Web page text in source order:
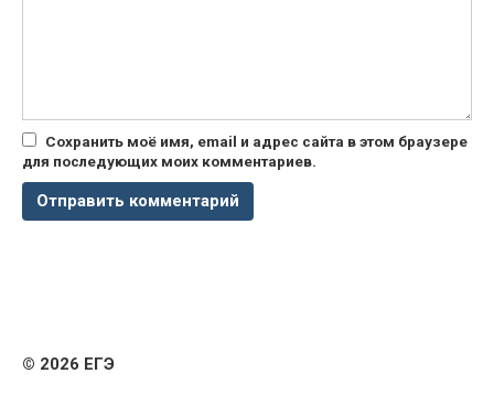
Сохранить моё имя, email и адрес сайта в этом браузере
для последующих моих комментариев.
© 2026 ЕГЭ